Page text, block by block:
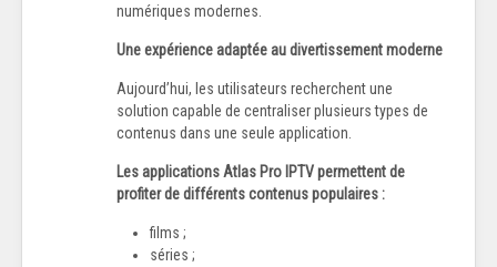
numériques modernes.
Une expérience adaptée au divertissement moderne
Aujourd’hui, les utilisateurs recherchent une
solution capable de centraliser plusieurs types de
contenus dans une seule application.
Les applications Atlas Pro IPTV permettent de
profiter de différents contenus populaires :
films ;
séries ;